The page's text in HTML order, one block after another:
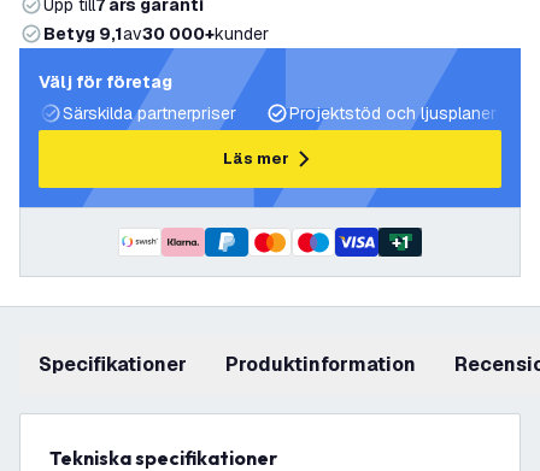
Upp till7 års garanti
Betyg 9,1av30 000+kunder
Välj för företag
Särskilda partnerpriser
Projektstöd och ljusplaner
Läs mer
+1
Specifikationer produktinformation
Tekniska specifikationer